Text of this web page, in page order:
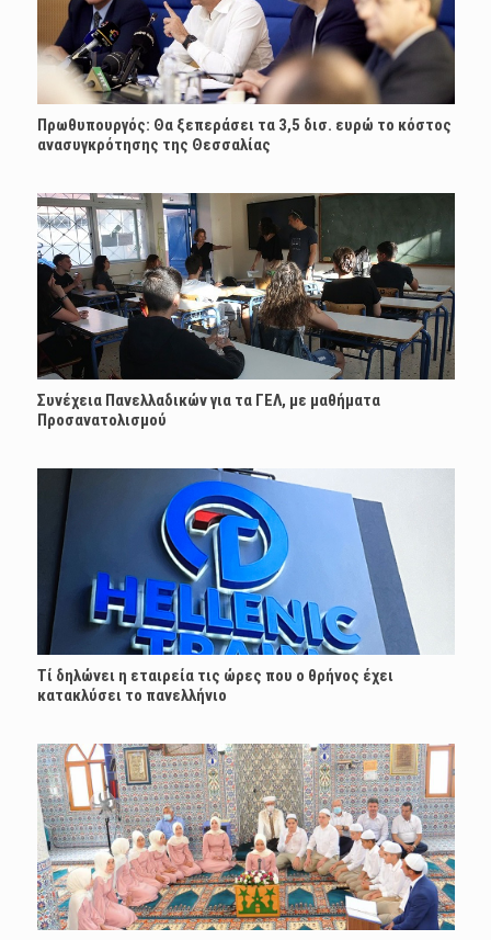
Πρωθυπουργός: Θα ξεπεράσει τα 3,5 δισ. ευρώ το κόστος
ανασυγκρότησης της Θεσσαλίας
Συνέχεια Πανελλαδικών για τα ΓΕΛ, με μαθήματα
Προσανατολισμού
Τί δηλώνει η εταιρεία τις ώρες που ο θρήνος έχει
κατακλύσει το πανελλήνιο